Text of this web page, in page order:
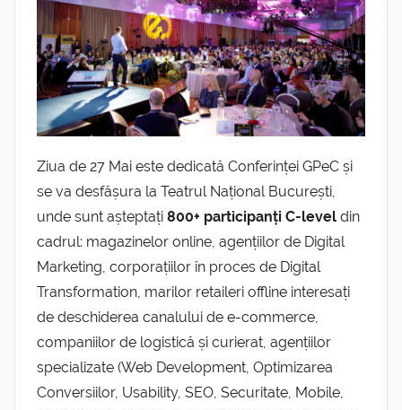
Ziua de 27 Mai este dedicată Conferinței GPeC și
se va desfășura la Teatrul Național București,
unde sunt așteptați 800+ participanți C-level din
cadrul: magazinelor online, agențiilor de Digital
Marketing, corporațiilor în proces de Digital
Transformation, marilor retaileri offline interesați
de deschiderea canalului de e-commerce,
companiilor de logistică și curierat, agențiilor
specializate (Web Development, Optimizarea
Conversiilor, Usability, SEO, Securitate, Mobile,